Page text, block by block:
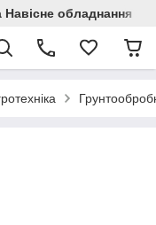
Навісне обладнання